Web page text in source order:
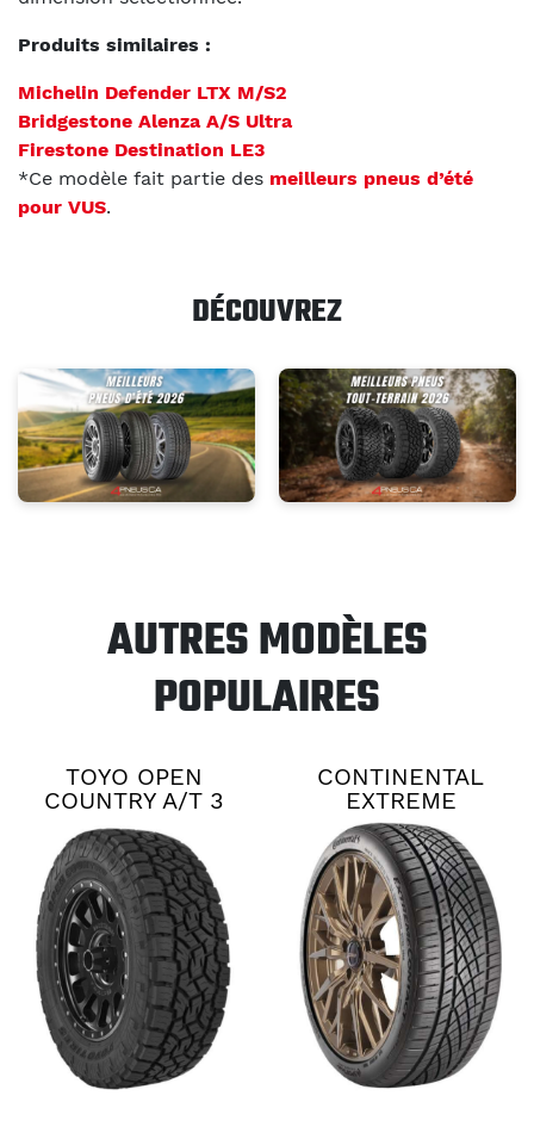
Produits similaires :
Michelin Defender LTX M/S2
Bridgestone Alenza A/S Ultra
Firestone Destination LE3
*Ce modèle fait partie des meilleurs pneus d’été
pour VUS.
DÉCOUVREZ
AUTRES MODÈLES
POPULAIRES
TOYO OPEN
COUNTRY A/T 3
CONTINENTAL
EXTREME
CONTACT DWS06
PLUS